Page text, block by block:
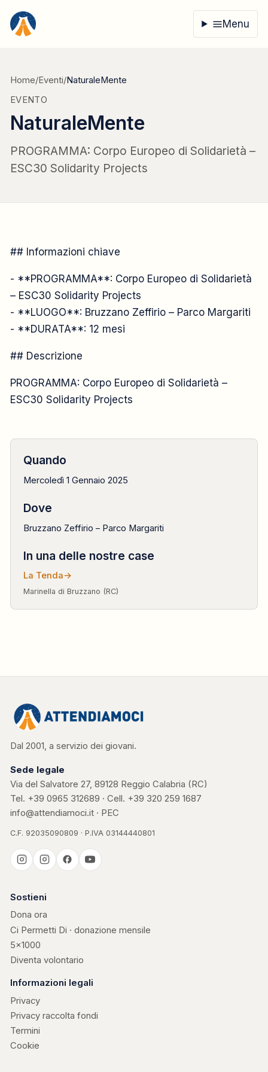
Menu
Home/Eventi/NaturaleMente
EVENTO
NaturaleMente
PROGRAMMA: Corpo Europeo di Solidarietà –
ESC30 Solidarity Projects
2025
1 gennaio
## Informazioni chiave
- **PROGRAMMA**: Corpo Europeo di Solidarietà
– ESC30 Solidarity Projects
- **LUOGO**: Bruzzano Zeffirio – Parco Margariti
- **DURATA**: 12 mesi
## Descrizione
PROGRAMMA: Corpo Europeo di Solidarietà –
ESC30 Solidarity Projects
Quando
Mercoledì 1 Gennaio 2025
Dove
Bruzzano Zeffirio – Parco Margariti
In una delle nostre case
La Tenda→
Marinella di Bruzzano (RC)
Dal 2001, a servizio dei giovani.
Sede legale
Via del Salvatore 27, 89128 Reggio Calabria (RC)
Tel. +39 0965 312689 · Cell. +39 320 259 1687
info@attendiamoci.it · PEC
C.F. 92035090809 · P.IVA 03144440801
Casa Kerigma
Sostieni
Dona ora
Ci Permetti Di · donazione mensile
5×1000
Diventa volontario
Informazioni legali
Privacy
Privacy raccolta fondi
Termini
Cookie